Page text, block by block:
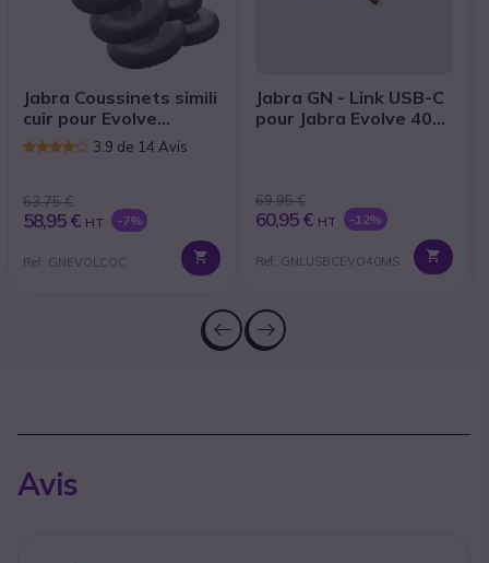
Jabra Coussinets simili
cuir pour Evolve
20/30/40/65 |
Accessoires
3.9 de 14 Avis
63,75 €
58,95 € HT -7%
Ref: GNEVOLCOC
Jabra GN - Link USB-C
pour Jabra Evolve 40
69,95 €
60,95 € HT -12%
Ref: GNLUSBCEVO40MS
Avis